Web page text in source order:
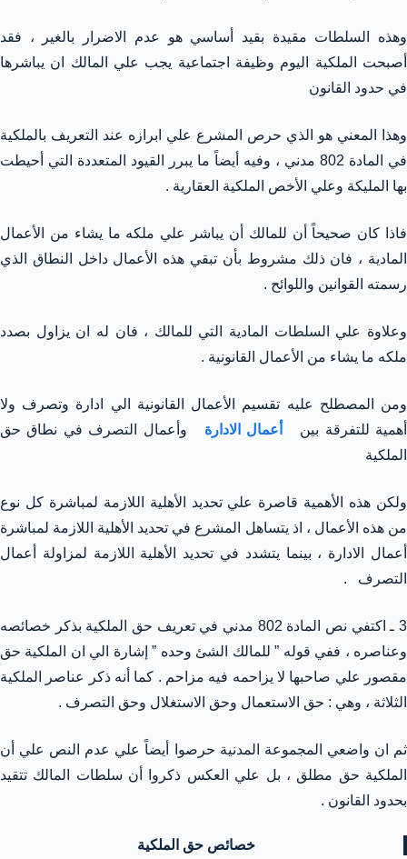
وهذه السلطات مقيدة بقيد أساسي هو عدم الاضرار بالغير ، فقد
أصبحت الملكية اليوم وظيفة اجتماعية يجب علي المالك ان يباشرها
في حدود القانون
وهذا المعني هو الذي حرص المشرع علي ابرازه عند التعريف بالملكية
في المادة 802 مدني ، وفيه أيضاً ما يبرر القيود المتعددة التي أحيطت
بها المليكة وعلي الأخص الملكية العقارية .
فاذا كان صحيحاً أن للمالك أن يباشر علي ملكه ما يشاء من الأعمال
المادية ، فان ذلك مشروط بأن تبقي هذه الأعمال داخل النطاق الذي
رسمته القوانين واللوائح .
وعلاوة علي السلطات المادية التي للمالك ، فان له ان يزاول بصدد
ملكه ما يشاء من الأعمال القانونية .
ومن المصطلح عليه تقسيم الأعمال القانونية الي ادارة وتصرف ولا
أهمية للتفرقة بين
أعمال الادارة
وأعمال التصرف في نطاق حق
الملكية
ولكن هذه الأهمية قاصرة علي تحديد الأهلية اللازمة لمباشرة كل نوع
من هذه الأعمال ، اذ يتساهل المشرع في تحديد الأهلية اللازمة لمباشرة
أعمال الادارة ، بينما يتشدد في تحديد الأهلية اللازمة لمزاولة أعمال
التصرف .
3 ـ اكتفي نص المادة 802 مدني في تعريف حق الملكية بذكر خصائصه
وعناصره ، ففي قوله ” للمالك الشئ وحده ” إشارة الي ان الملكية حق
مقصور علي صاحبها لا يزاحمه فيه مزاحم . كما أنه ذكر عناصر الملكية
الثلاثة ، وهي : حق الاستعمال وحق الاستغلال وحق التصرف .
ثم ان واضعي المجموعة المدنية حرصوا أيضاً علي عدم النص علي أن
الملكية حق مطلق ، بل علي العكس ذكروا أن سلطات المالك تتقيد
بحدود القانون .
خصائص حق الملكية